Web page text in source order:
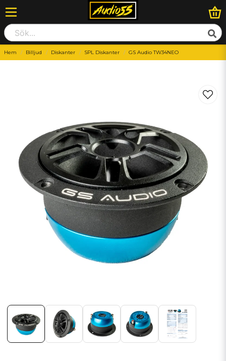
Hem Billjud Diskanter SPL Diskanter GS Audio TW34NEO